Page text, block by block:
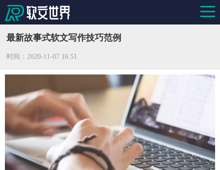
最新故事式软文写作技巧范例
时间：2020-11-07 16:51